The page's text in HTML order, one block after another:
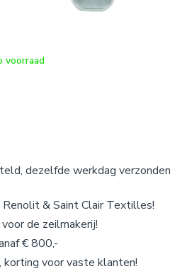
voorraad
dezelfde werkdag verzonden
& Saint Clair Textilles!
de zeilmakerij!
€ 800,-
korting voor vaste klanten!